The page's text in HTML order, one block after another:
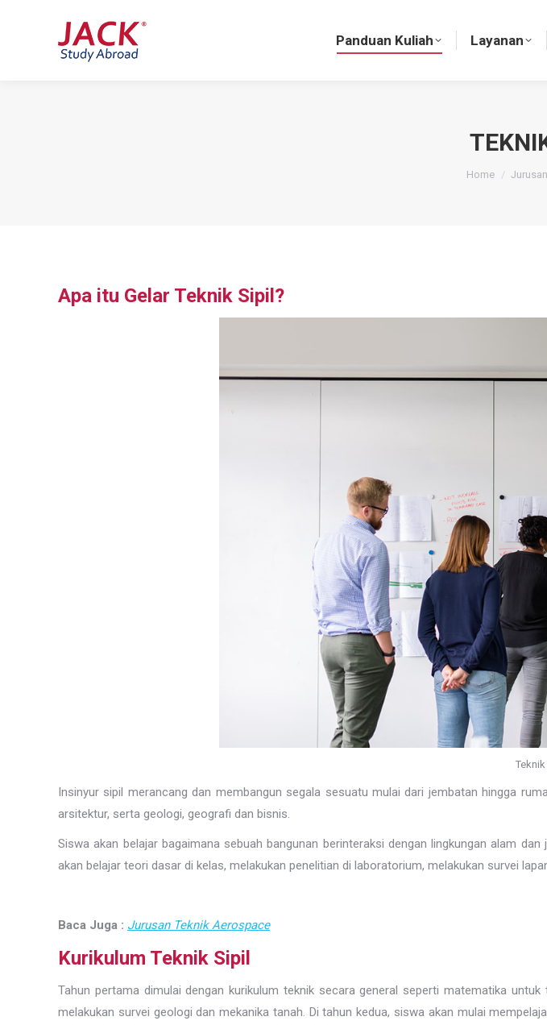
Panduan Kuliah Layanan
You are here:
Home Jurusan
Apa itu Gelar Teknik Sipil?
Insinyur sipil merancang dan membangun segala sesuatu mulai dari jembatan hingga
arsitektur, serta geologi, geografi dan bisnis.
Siswa akan belajar bagaimana sebuah bangunan berinteraksi dengan lingkungan alam
akan belajar teori dasar di kelas, melakukan penelitian di laboratorium, melakukan survei
Baca Juga : Jurusan Teknik Aerospace
Kurikulum Teknik Sipil
Tahun pertama dimulai dengan kurikulum teknik secara general seperti matematika
melakukan survei geologi dan mekanika tanah. Di tahun kedua, siswa akan mulai